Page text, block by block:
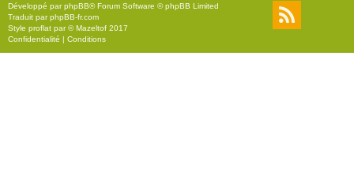
r
Développé parphpBB® Forum Software © phpBB Limited
Traduit parphpBB-fr.com
Style proflat par ©Mazeltof 2017
Confidentialité | Conditions